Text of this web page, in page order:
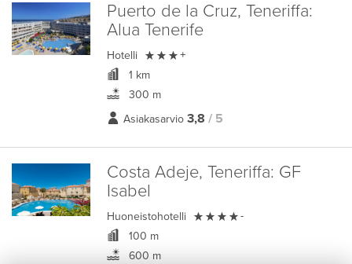
Puerto de la Cruz, Teneriffa:
Alua Tenerife
Hotelli  +
1 km
300 m
Asiakasarvio 3,8 / 5
Costa Adeje, Teneriffa: GF
Isabel
Huoneistohotelli  -
100 m
600 m